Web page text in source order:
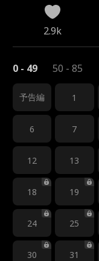
2.9k
0 - 49 50 - 85
予告編 1
6 7
12 13
18 19
24 25
30 31